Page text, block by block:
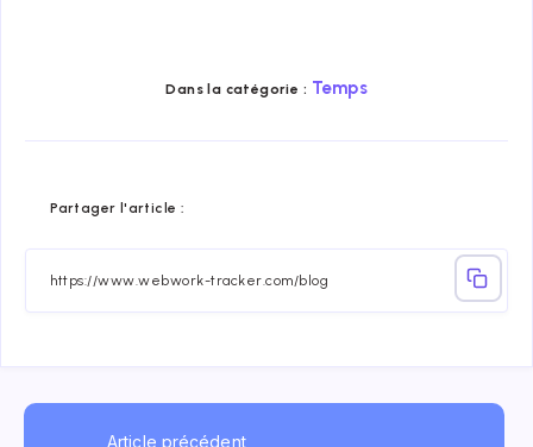
Dans la catégorie : Temps
Partager l'article :
Article précédent